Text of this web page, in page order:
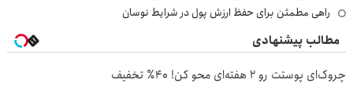
راهی مطمئن برای حفظ ارزش پول در شرایط نوسان
مطالب پیشنهادی
چروک‌ای پوستت رو ۲ هفته‌ای محو کن! ۴۰٪ تخفیف